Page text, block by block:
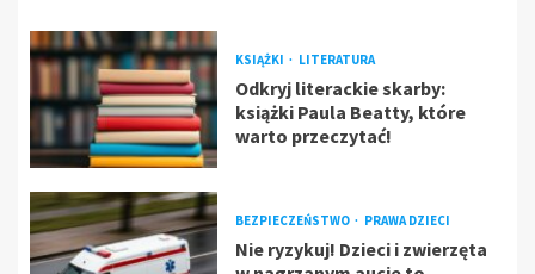
KSIĄŻKI LITERATURA
Odkryj literackie skarby:
książki Paula Beatty, które
warto przeczytać!
BEZPIECZEŃSTWO PRAWA DZIECI
Nie ryzykuj! Dzieci i zwierzęta